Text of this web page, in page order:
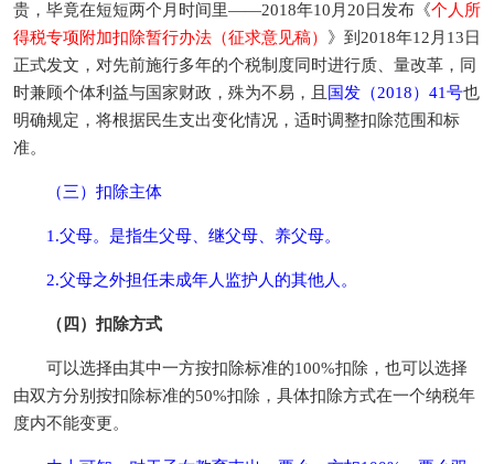
贵，毕竟在短短两个月时间里——2018年10月20日发布《个人所
得税专项附加扣除暂行办法（征求意见稿） 》到2018年12月13日
正式发文，对先前施行多年的个税制度同时进行质、量改革，同
时兼顾个体利益与国家财政，殊为不易，且 国发（2018）41号也
明确规定，将根据民生支出变化情况，适时调整扣除范围和标
准。
（三）扣除主体
1.父母。是指生父母、继父母、养父母。
2.父母之外担任未成年人监护人的其他人。
（四）扣除方式
可以选择由其中一方按扣除标准的100%扣除，也可以选择
由双方分别按扣除标准的50%扣除，具体扣除方式在一个纳税年
度内不能变更。